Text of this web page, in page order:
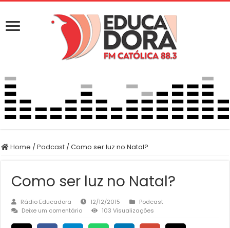
Home /Podcast /Como ser luz no Natal?
Como ser luz no Natal?
Rádio Educadora 12/12/2015
Podcast
Deixe um comentário
103 Visualizações